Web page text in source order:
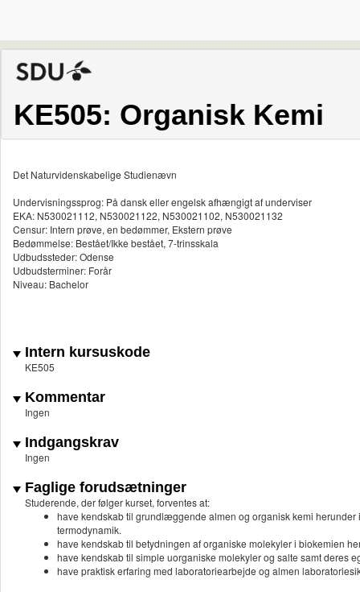
KE505: Organisk Kemi
Det Naturvidenskabelige Studienævn
Undervisningssprog: På dansk eller engelsk afhængigt af underviser
EKA: N530021112, N530021122, N530021102, N530021132
Censur: Intern prøve, en bedømmer, Ekstern prøve
Bedømmelse: Bestået/Ikke bestået, 7-trinsskala
Udbudssteder: Odense
Udbudsterminer: Forår
Niveau: Bachelor
Intern kursuskode
KE505
Kommentar
Ingen
Indgangskrav
Ingen
Faglige forudsætninger
Studerende, der følger kurset, forventes at:
have kendskab til grundlæggende almen og organisk kemi
termodynamik.
have kendskab til betydningen af organiske molekyler i biokemien
have kendskab til simple uorganiske molekyler og salte samt deres
have praktisk erfaring med laboratoriearbejde og almen